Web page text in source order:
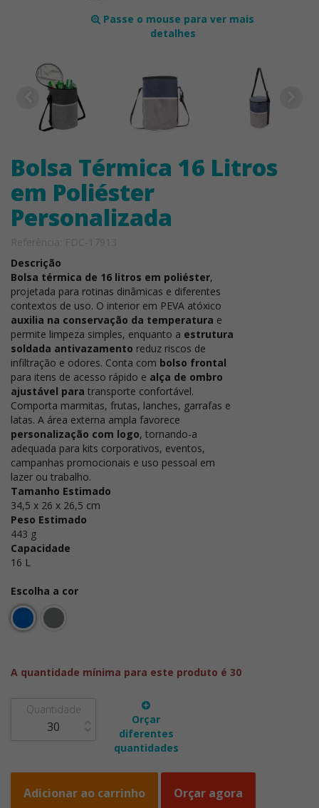
Passe o mouse para ver mais
detalhes
Bolsa Térmica 16 Litros
em Poliéster
Personalizada
Descrição
Bolsa térmica de 16 litros em poliéster,
projetada para rotinas dinâmicas e diferentes
contextos de uso. O interior em PEVA atóxico
auxilia na conservação da temperatura e
permite limpeza simples, enquanto a estrutura
soldada antivazamento reduz riscos de
infiltração e odores. Conta com bolso frontal
para itens de acesso rápido e alça de ombro
ajustável para transporte confortável.
Comporta marmitas, frutas, lanches, garrafas e
latas. A área externa ampla favorece
personalização com logo, tornando-a
adequada para kits corporativos, eventos,
campanhas promocionais e uso pessoal em
lazer ou trabalho.
Tamanho Estimado
34,5 x 26 x 26,5 cm
Peso Estimado
443 g
Capacidade
16 L
Escolha a cor
A quantidade mínima para este produto é 30
Quantidade
Orçar
diferentes
quantidades
Adicionar ao carrinho Orçar agora